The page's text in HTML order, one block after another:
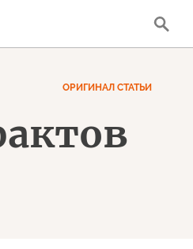
ОРИГИНАЛ СТАТЬИ